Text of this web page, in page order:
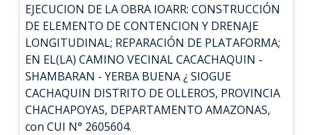
EJECUCION DE LA OBRA IOARR: CONSTRUCCIÓN
DE ELEMENTO DE CONTENCION Y DRENAJE
LONGITUDINAL; REPARACIÓN DE PLATAFORMA;
EN EL(LA) CAMINO VECINAL CACACHAQUIN -
SHAMBARAN - YERBA BUENA ¿ SIOGUE
CACHAQUIN DISTRITO DE OLLEROS, PROVINCIA
CHACHAPOYAS, DEPARTAMENTO AMAZONAS,
con CUI N° 2605604.